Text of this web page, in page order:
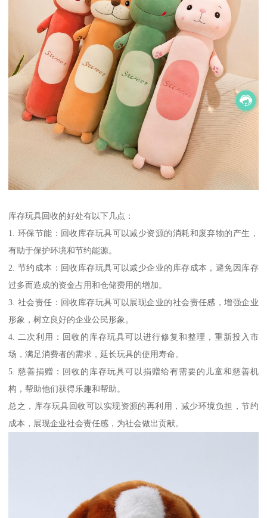
库存玩具回收的好处有以下几点：
1. 环保节能：回收库存玩具可以减少资源的消耗和废弃物的产生，
有助于保护环境和节约能源。
2. 节约成本：回收库存玩具可以减少企业的库存成本，避免因库存
过多而造成的资金占用和仓储费用的增加。
3. 社会责任：回收库存玩具可以展现企业的社会责任感，增强企业
形象，树立良好的企业公民形象。
4. 二次利用：回收的库存玩具可以进行修复和整理，重新投入市
场，满足消费者的需求，延长玩具的使用寿命。
5. 慈善捐赠：回收的库存玩具可以捐赠给有需要的儿童和慈善机
构，帮助他们获得乐趣和帮助。
总之，库存玩具回收可以实现资源的再利用，减少环境负担，节约
成本，展现企业社会责任感，为社会做出贡献。